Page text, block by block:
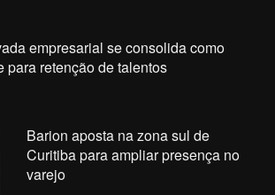
empresarial se consolida como
para retenção de talentos
Barion aposta na zona sul de
Curitiba para ampliar presença no
varejo